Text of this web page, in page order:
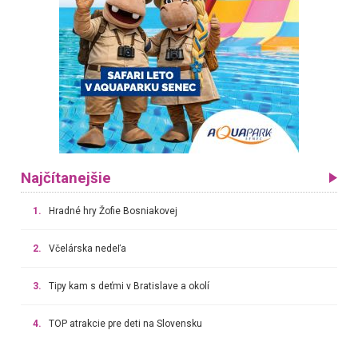
Najčítanejšie
1. Hradné hry Žofie Bosniakovej
2. Včelárska nedeľa
3. Tipy kam s deťmi v Bratislave a okolí
4. TOP atrakcie pre deti na Slovensku